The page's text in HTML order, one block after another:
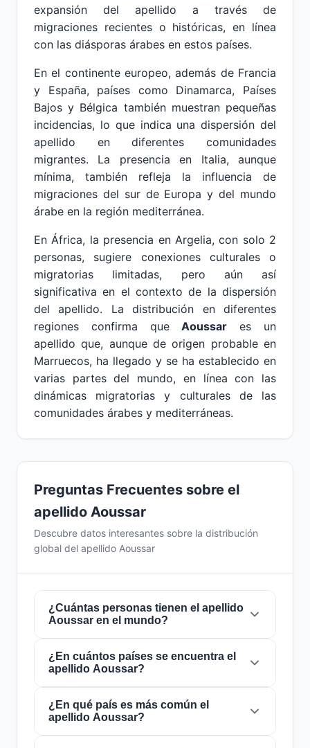
expansión del apellido a través de
migraciones recientes o históricas, en línea
con las diásporas árabes en estos países.
En el continente europeo, además de Francia
y España, países como Dinamarca, Países
Bajos y Bélgica también muestran pequeñas
incidencias, lo que indica una dispersión del
apellido en diferentes comunidades
migrantes. La presencia en Italia, aunque
mínima, también refleja la influencia de
migraciones del sur de Europa y del mundo
árabe en la región mediterránea.
En África, la presencia en Argelia, con solo 2
personas, sugiere conexiones culturales o
migratorias limitadas, pero aún así
significativa en el contexto de la dispersión
del apellido. La distribución en diferentes
regiones confirma queAoussar es un
apellido que, aunque de origen probable en
Marruecos, ha llegado y se ha establecido en
varias partes del mundo, en línea con las
dinámicas migratorias y culturales de las
comunidades árabes y mediterráneas.
Preguntas Frecuentes sobre el
apellido Aoussar
Descubre datos interesantes sobre la distribución
global del apellido Aoussar
¿Cuántas personas tienen el apellido
Aoussar en el mundo?
Actualmente hay aproximadamente1.502
personascon el apellido
mundo. Esto significa que aproximadamente 1
de cada5,326,232 personasen el mundo
lleva este apellido. Se encuentra presente en
10 países, lo que refleja su distribución global.
¿En cuántos países se encuentra el
apellido Aoussar?
El apellidoAoussarestá presente en
paísesde todo el mundo. Esto lo clasifica
como un apellido de alcancelocal. Su
¿En qué país es más común el
apellido Aoussar?